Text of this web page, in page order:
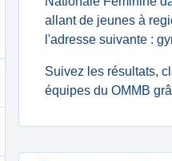
allant de jeunes à
l'adresse suivante :
Suivez les résultats,
équipes du OMMB